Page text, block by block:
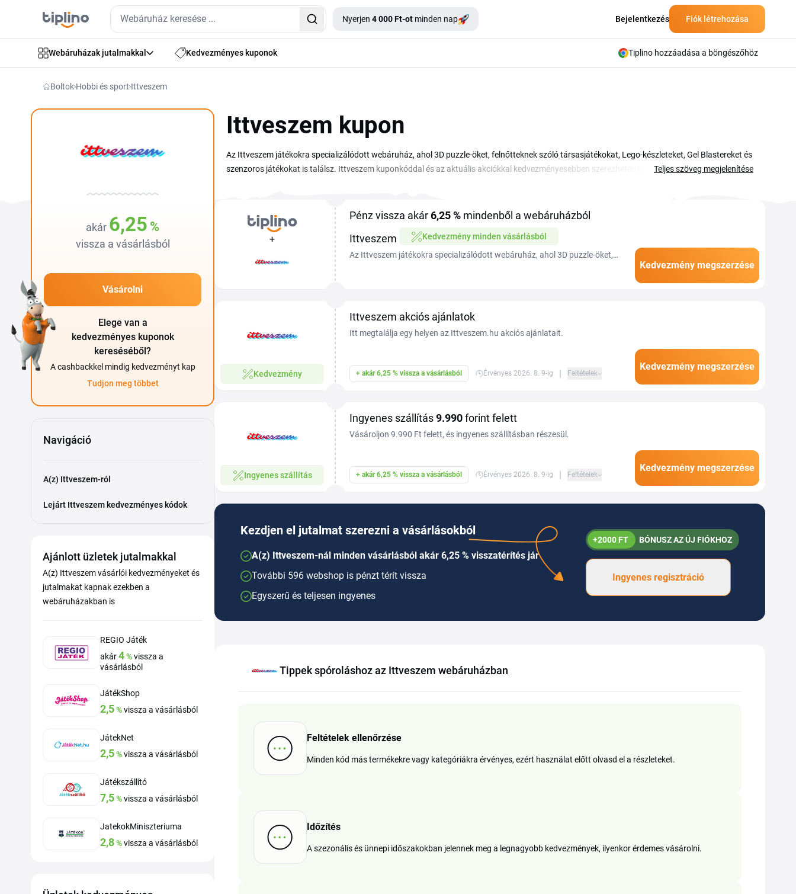
Nyerjen 4 000 Ft-ot minden nap Bejelentkezés Fiók létrehozása
Webáruházak jutalmakkal Kedvezményes kuponok Tiplino hozzáadása a böngészőhöz
Boltok Hobbi és sport Ittveszem
akár 6,25 %
vissza a vásárlásból
Vásárolni
Elege van a
kedvezményes kuponok
kereséséből?
A cashbackkel mindig kedvezményt kap
Tudjon meg többet
Navigáció
A(z) Ittveszem-ról
Lejárt Ittveszem kedvezményes kódok
Ajánlott üzletek jutalmakkal
A(z) Ittveszem vásárlói kedvezményeket és
jutalmakat kapnak ezekben a
webáruházakban is
REGIO Játék
akár4%vissza a
vásárlásból
JátékShop
2,5%vissza a vásárlásból
JátekNet
2,5%vissza a vásárlásból
Játékszállító
7,5%vissza a vásárlásból
JatekokMiniszteriuma
2,8%vissza a vásárlásból
Ittveszem kupon
Az Ittveszem játékokra specializálódott webáruház, ahol 3D puzzle-öket, felnőtteknek szóló társasjátékokat, Lego-készleteket, Gel Blastereket és
szenzoros játékokat is találsz. Ittveszem kuponkóddal és az aktuális akciókkal kedvezményesebben szerezheted be a kiválasztott darabokat, a
érvényes Ittveszem kuponokat és promóciókat, ezért vásárlás előtt érdemes átnézni, melyik ajánlat illik a kosaradhoz.
Teljes szöveg megjelenítése
+
Pénz vissza akár6,25 % mindenből a webáruházból
Ittveszem
Kedvezmény minden vásárlásból
Az Ittveszem játékokra specializálódott webáruház, ahol 3D puzzle-öket,
Kedvezmény megszerzése
Kedvezmény
Ittveszem akciós ajánlatok
Itt megtalálja egy helyen az Ittveszem.hu akciós ajánlatait.
+ akár 6,25 % vissza a vásárlásból Érvényes 2026. 8. 9-ig | Feltételek
Kedvezmény megszerzése
Ingyenes szállítás
Ingyenes szállítás9.990forint felett
Vásároljon 9.990 Ft felett, és ingyenes szállításban részesül.
+ akár 6,25 % vissza a vásárlásból Érvényes 2026. 8. 9-ig | Feltételek
Kedvezmény megszerzése
Kezdjen el jutalmat szerezni a vásárlásokból
A(z) Ittveszem-nál minden vásárlásból akár 6,25 % visszatérítés jár
További 596 webshop is pénzt térít vissza
Egyszerű és teljesen ingyenes
+2000 FT BÓNUSZ AZ ÚJ FIÓKHOZ
Ingyenes regisztráció
Tippek spóroláshoz az Ittveszem webáruházban
Feltételek ellenőrzése
Minden kód más termékekre vagy kategóriákra érvényes, ezért használat előtt olvasd el a részleteket.
Időzítés
A szezonális és ünnepi időszakokban jelennek meg a legnagyobb kedvezmények, ilyenkor érdemes vásárolni.